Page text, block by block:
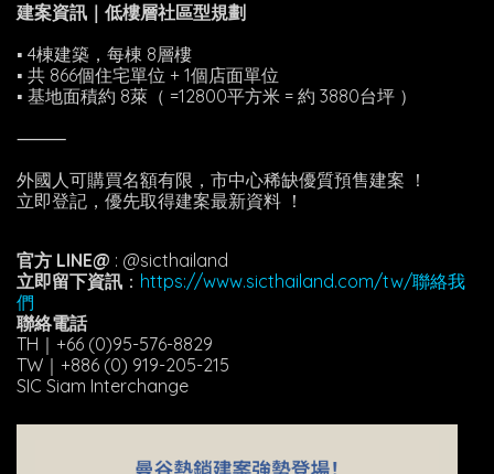
建案資訊｜低樓層社區型規劃
▪ 4棟建築，每棟 8層樓
▪ 共 866個住宅單位 + 1個店面單位
▪ 基地面積約 8萊（ =12800平方米 = 約 3880台坪 ）
⸻
外國人可購買名額有限，市中心稀缺優質預售建案 ！
立即登記，優先取得建案最新資料 ！
官方 LINE@ : @sicthailand
立即留下資訊 ： https://www.sicthailand.com/tw/聯絡我
們
聯絡電話
TH｜+66 (0)95-576-8829
TW｜+886 (0) 919-205-215
SIC Siam Interchange